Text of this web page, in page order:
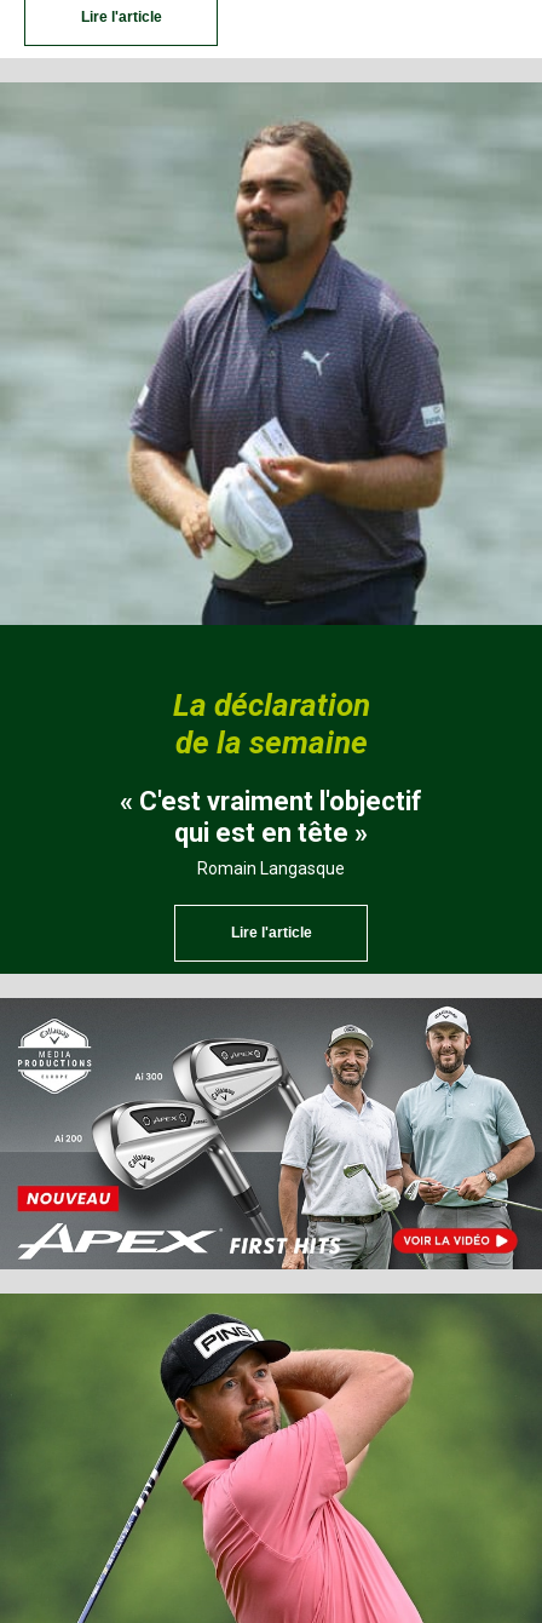
Lire l'article
La déclaration
de la semaine
« C'est vraiment l'objectif
qui est en tête »
Romain Langasque
Lire l'article